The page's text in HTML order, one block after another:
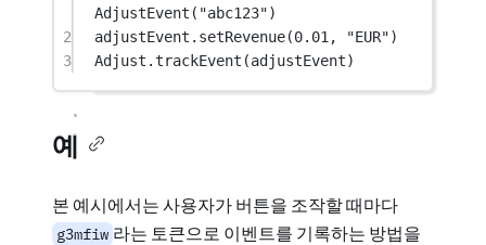
AdjustEvent ( "abc123")
2
adjustEvent. setRevenue(0.01, "EUR")
3
Adjust.trackEvent (adjustEvent)
예
본 예시에서는 사용자가 버튼을 조작할 때마다
g3mfiw 라는 토큰으로 이벤트를 기록하는 방법을